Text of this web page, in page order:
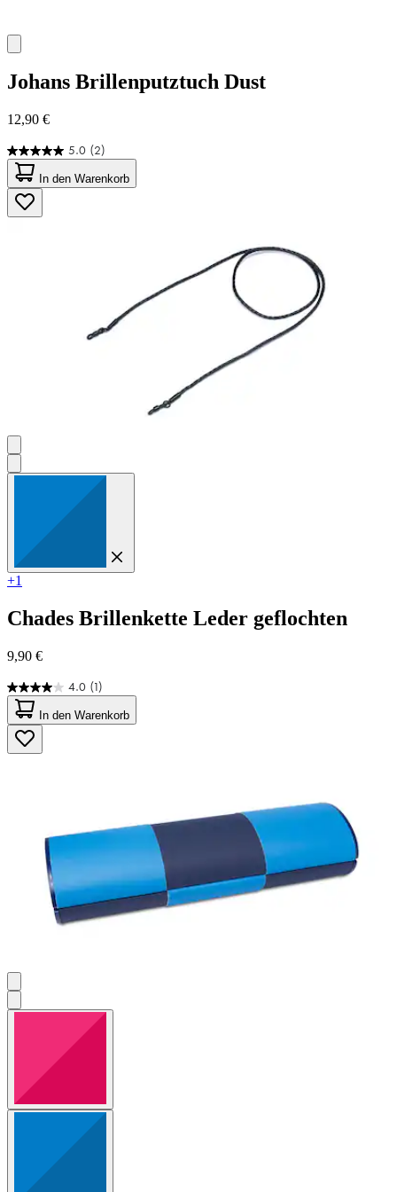
Johans Brillenputztuch Dust
12,90 €
5.0 (2)
5.0
von
5
Sternen.
2
In den Warenkorb
+1
Chades Brillenkette Leder geflochten
9,90 €
4.0 (1)
4.0
von
5
Sternen.
1
In den Warenkorb